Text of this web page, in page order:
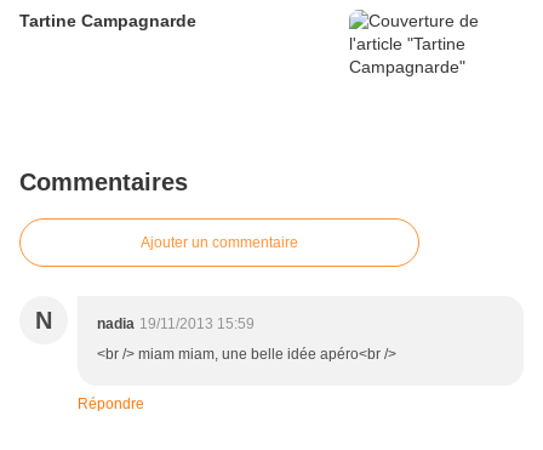
Tartine Campagnarde
Commentaires
Ajouter un commentaire
N nadia 19/11/2013 15:59
<br /> miam miam, une belle idée apéro<br />
Répondre